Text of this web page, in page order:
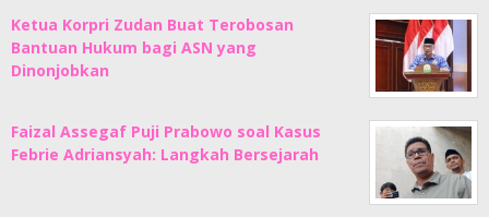
Ketua Korpri Zudan Buat Terobosan
Bantuan Hukum bagi ASN yang
Dinonjobkan
Faizal Assegaf Puji Prabowo soal Kasus
Febrie Adriansyah: Langkah Bersejarah